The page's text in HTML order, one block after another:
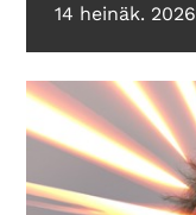
14 heinäk. 2026